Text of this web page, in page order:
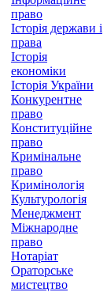
право
Історія держави і
права
Історія
економіки
Історія України
Конкурентне
право
Конституційне
право
Кримінальне
право
Кримінологія
Культурологія
Менеджмент
Міжнародне
право
Нотаріат
Ораторське
мистецтво